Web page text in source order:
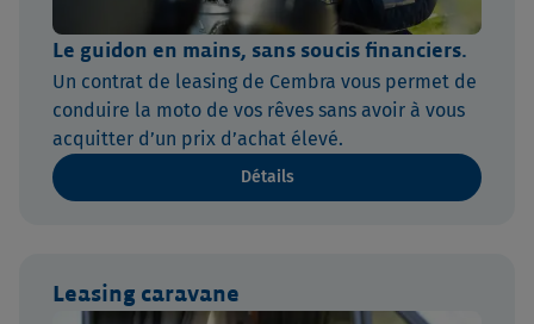
Le guidon en mains, sans soucis financiers.
Un contrat de leasing de Cembra vous permet de
conduire la moto de vos rêves sans avoir à vous
acquitter d’un prix d’achat élevé.
Détails
Leasing caravane